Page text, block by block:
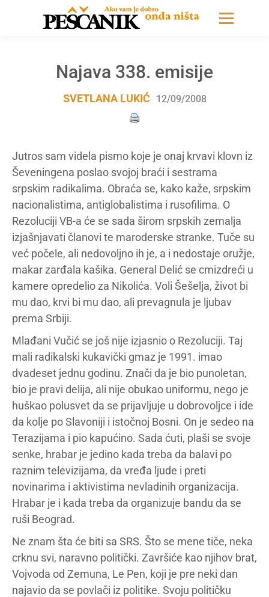
Najava 338. emisije
SVETLANA LUKIĆ 12/09/2008
Jutros sam videla pismo koje je onaj krvavi klovn iz
Ševeningena poslao svojoj braći i sestrama
srpskim radikalima. Obraća se, kako kaže, srpskim
nacionalistima, antiglobalistima i rusofilima. O
Rezoluciji VB-a će se sada širom srpskih zemalja
izjašnjavati članovi te maroderske stranke. Tuče su
već počele, ali nedovoljno ih je, a i nedostaje oružje,
makar zarđala kašika. General Delić se cmizdreći u
kamere opredelio za Nikolića. Voli Šešelja, život bi
mu dao, krvi bi mu dao, ali prevagnula je ljubav
prema Srbiji.
Mlađani Vučić se još nije izjasnio o Rezoluciji. Taj
mali radikalski kukavički gmaz je 1991. imao
dvadeset jednu godinu. Znači da je bio punoletan,
bio je pravi delija, ali nije obukao uniformu, nego je
huškao polusvet da se prijavljuje u dobrovoljce i ide
da kolje po Slavoniji i istočnoj Bosni. On je sedeo na
Terazijama i pio kapućino. Sada ćuti, plaši se svoje
senke, hrabar je jedino kada treba da balavi po
raznim televizijama, da vređa ljude i preti
novinarima i aktivistima nevladinih organizacija.
Hrabar je i kada treba da organizuje bandu da se
ruši Beograd.
Ne znam šta će biti sa SRS. Što se mene tiče, neka
crknu svi, naravno politički. Završiće kao njihov brat,
Vojvoda od Zemuna, Le Pen, koji je pre neki dan
najavio da se povlači iz politike. Svoju političku